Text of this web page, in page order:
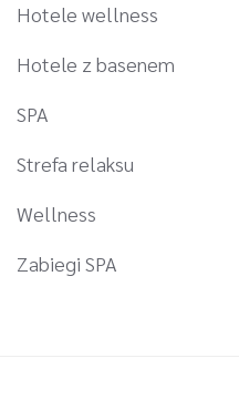
Hotele wellness
Hotele z basenem
SPA
Strefa relaksu
Wellness
Zabiegi SPA